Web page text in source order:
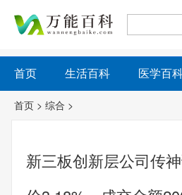
首页 生活百科 医学百
首页 > 综合 >
新三板创新层公司传